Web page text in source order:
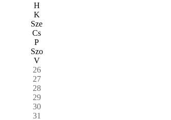
H
K
Sze
Cs
P
Szo
V
26
27
28
29
30
31